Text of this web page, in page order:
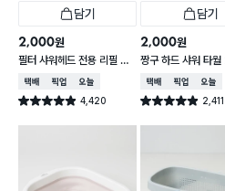
담기
2,000원
필터 샤워헤드 전용 리필 필
터 3개입
택배배송매장픽업오늘배송
별점 4.9점 4,420
건 작성
담기
2,000원
짱구 하드 샤워 타
95 cm
택배배송매장픽업오늘배송
별점 4.9점 2,411
건 작성